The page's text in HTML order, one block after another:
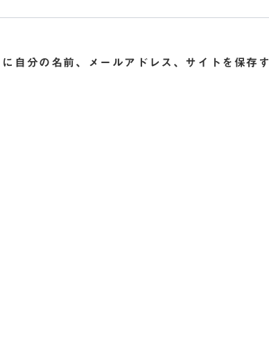
自分の名前、メールアドレス、サイトを保存す